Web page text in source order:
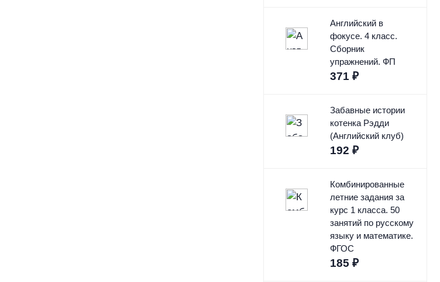
Английский в
фокусе. 4 класс.
Сборник
упражнений. ФП
371 ₽
Забавные истории
котенка Рэдди
(Английский клуб)
192 ₽
Комбинированные
летние задания за
курс 1 класса. 50
занятий по русскому
языку и математике.
ФГОС
185 ₽